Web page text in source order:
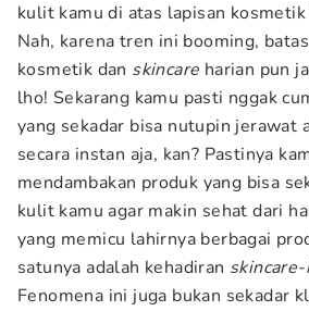
kulit kamu di atas lapisan
Nah, karena tren ini booming,
kosmetik dan skincare harian pun
lho! Sekarang kamu pasti nggak
yang sekadar bisa nutupin jerawat
secara instan aja, kan? Pastinya
mendambakan produk yang bisa
kulit kamu agar makin sehat dari
yang memicu lahirnya berbagai
satunya adalah kehadiran
Fenomena ini juga bukan sekadar